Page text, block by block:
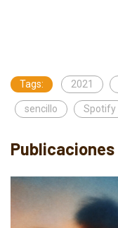
Tags: 2021
sencillo Spotify